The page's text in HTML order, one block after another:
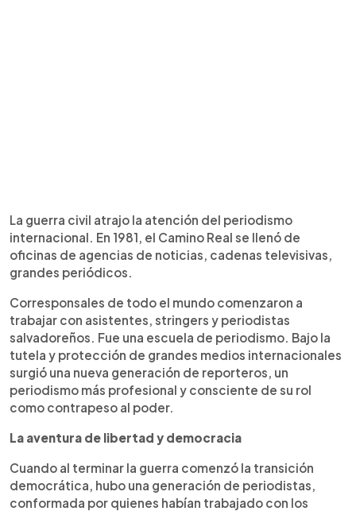
La guerra civil atrajo la atención del periodismo
internacional. En 1981, el Camino Real se llenó de
oficinas de agencias de noticias, cadenas televisivas,
grandes periódicos.
Corresponsales de todo el mundo comenzaron a
trabajar con asistentes, stringers y periodistas
salvadoreños. Fue una escuela de periodismo. Bajo la
tutela y protección de grandes medios internacionales
surgió una nueva generación de reporteros, un
periodismo más profesional y consciente de su rol
como contrapeso al poder.
La aventura de libertad y democracia
Cuando al terminar la guerra comenzó la transición
democrática, hubo una generación de periodistas,
conformada por quienes habían trabajado con los